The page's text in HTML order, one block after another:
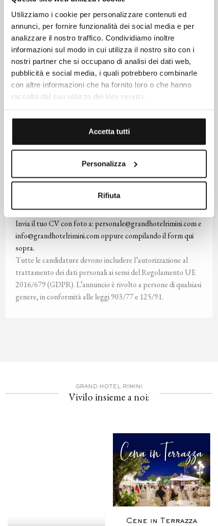
Utilizziamo i cookie per personalizzare contenuti ed
annunci, per fornire funzionalità dei social media e per
analizzare il nostro traffico. Condividiamo inoltre
informazioni sul modo in cui utilizza il nostro sito con i
nostri partner che si occupano di analisi dei dati web,
pubblicità e social media, i quali potrebbero combinarle
con altre informazioni che ha fornito loro o che hanno
raccolto dal suo utilizzo dei loro servizi.
Accetta tutti
Personalizza
Rifiuta
Chef de Rang
Commis de Rang
Addetto/a all’allestimento buffet
Housekeeping & Manutenzione
Cameriere/a ai piani
Facchino/Tuttofare ai piani
Manutentore
Giardiniere
Residenza a Rimini o provincia
Conoscenza del gestionale Protel
Conoscenza del sistema Selz per il reparto F&B
possibilità di alloggio condiviso.
Invia il tuo CV con foto a: personale@grandhotelrimini.com e
info@grandhotelrimini.com oppure compilando il form qui
sopra.
Tutte le candidature devono includere l’autorizzazione al
trattamento dei dati personali ai sensi del Regolamento UE
2016/679 (GDPR). L’annuncio è rivolto a persone di qualsiasi
genere, in conformità alle leggi 903/77 e 125/91.
GRAND HOTEL RIMINI
Vivilo insieme a noi:
Cene in Terrazza